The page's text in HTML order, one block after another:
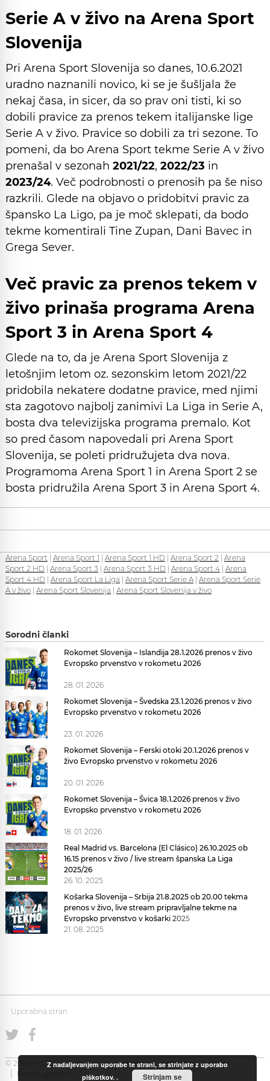
Serie A v živo na Arena Sport
Slovenija
Pri Arena Sport Slovenija so danes, 10.6.2021
uradno naznanili novico, ki se je šušljala že
nekaj časa, in sicer, da so prav oni tisti, ki so
dobili pravice za prenos tekem italijanske lige
Serie A v živo. Pravice so dobili za tri sezone. To
pomeni, da bo Arena Sport tekme Serie A v živo
prenašal v sezonah 2021/22, 2022/23 in
2023/24. Več podrobnosti o prenosih pa še niso
razkrili. Glede na objavo o pridobitvi pravic za
špansko La Ligo, pa je moč sklepati, da bodo
tekme komentirali Tine Zupan, Dani Bavec in
Grega Sever.
Več pravic za prenos tekem v
živo prinaša programa Arena
Sport 3 in Arena Sport 4
Glede na to, da je Arena Sport Slovenija z
letošnjim letom oz. sezonskim letom 2021/22
pridobila nekatere dodatne pravice, med njimi
sta zagotovo najbolj zanimivi La Liga in Serie A,
bosta dva televizijska programa premalo. Kot
so pred časom napovedali pri Arena Sport
Slovenija, se poleti pridružujeta dva nova.
Programoma Arena Sport 1 in Arena Sport 2 se
bosta pridružila Arena Sport 3 in Arena Sport 4.
Arena Sport Arena Sport 1 Arena Sport 1 HD Arena Sport 2
Arena
Sport 2 HD Arena Sport 3 Arena Sport 3 HD Arena Sport 4 Arena
Sport 4 HD Arena Sport La Liga Arena Sport Serie A Arena Sport Serie
A v živo Arena Sport Slovenija Arena Sport Slovenija v živo
Sorodni članki
Rokomet Slovenija – Islandija 28.1.2026 prenos v živo
Evropsko prvenstvo v rokometu 2026
28. 01. 2026
Rokomet Slovenija – Švedska 23.1.2026 prenos v živo
Evropsko prvenstvo v rokometu 2026
23. 01. 2026
Rokomet Slovenija – Ferski otoki 20.1.2026 prenos v
živo Evropsko prvenstvo v rokometu 2026
20. 01. 2026
Rokomet Slovenija – Švica 18.1.2026 prenos v živo
Evropsko prvenstvo v rokometu 2026
18. 01. 2026
Real Madrid vs. Barcelona (El Clásico) 26.10.2025 ob
16.15 prenos v živo / live stream španska La Liga
2025/26
26. 10. 2025
Košarka Slovenija – Srbija 21.8.2025 ob 20.00 tekma
prenos v živo, live stream pripravljalne tekme na
Evropsko prvenstvo v košarki 2025
21. 08. 2025
Uporabna stran
© 2008-2026 Uporabna Stran gostuje naZabec.net
Piškotki
Pogoji uporabe
Z nadaljevanjem uporabe te strani, se strinjate z uporabo
piškotkov.. Strinjam se